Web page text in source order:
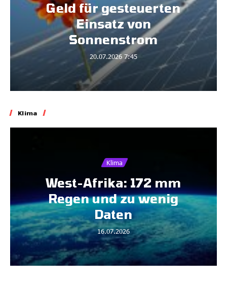
Geld für gesteuerten
Einsatz von
Sonnenstrom
20.07.2026 7:45
Klima
Klima
West-Afrika: 172 mm
Regen und zu wenig
Daten
16.07.2026